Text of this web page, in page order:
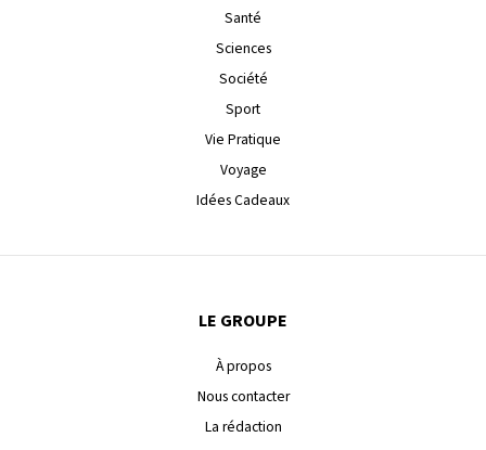
Santé
Sciences
Société
Sport
Vie Pratique
Voyage
Idées Cadeaux
LE GROUPE
À propos
Nous contacter
La rédaction